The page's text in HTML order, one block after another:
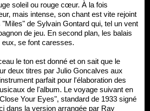
soleil ou rouge cœur. À la fois
mais intense, son chant est vite rejoint
de Sylvain Gontard qui, tel un vent
de jeu. En second plan, les balais
se font caresses.
le ton est donné et on sait que le
deux titres par Julio Goncalves aux
parfait pour l'élaboration des
de l'album. Le voyage suivant en
Your Eyes", standard de 1933 signé
dans la version arrangée par Ray